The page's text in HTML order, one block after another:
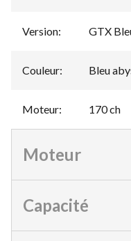
Version: GTX
Couleur: Bleu
Moteur: 170 ch
Moteur
Capacité